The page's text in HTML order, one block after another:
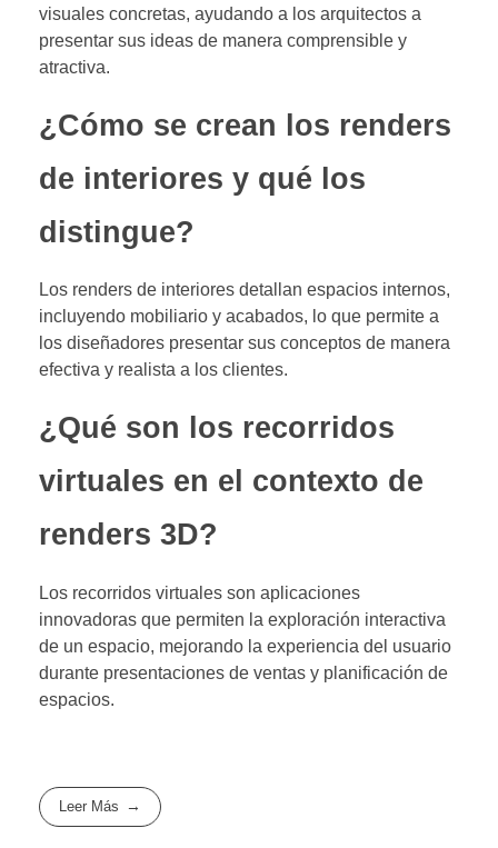
visuales concretas, ayudando a los arquitectos a
presentar sus ideas de manera comprensible y
atractiva.
¿Cómo se crean los renders
de interiores y qué los
distingue?
Los renders de interiores detallan espacios internos,
incluyendo mobiliario y acabados, lo que permite a
los diseñadores presentar sus conceptos de manera
efectiva y realista a los clientes.
¿Qué son los recorridos
virtuales en el contexto de
renders 3D?
Los recorridos virtuales son aplicaciones
innovadoras que permiten la exploración interactiva
de un espacio, mejorando la experiencia del usuario
durante presentaciones de ventas y planificación de
espacios.
Leer Más